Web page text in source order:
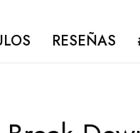
RESEÑAS